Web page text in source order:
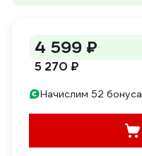
4 599 ₽
5 270 ₽
Начислим 52 бонуса